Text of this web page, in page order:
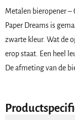
Metalen bieropener –
Paper Dreams is
zwarte kleur. Wat de
erop staat. Een heel
De afmeting van de